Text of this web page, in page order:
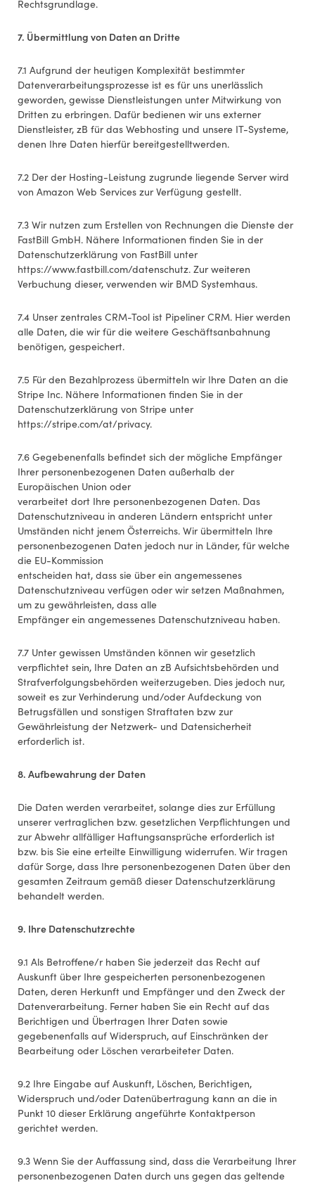
Rechtsgrundlage.
7. Übermittlung von Daten an Dritte
7.1 Aufgrund der heutigen Komplexität bestimmter
Datenverarbeitungsprozesse ist es für uns unerlässlich
geworden, gewisse Dienstleistungen unter Mitwirkung von
Dritten zu erbringen. Dafür bedienen wir uns externer
Dienstleister, zB für das Webhosting und unsere IT-Systeme,
denen Ihre Daten hierfür bereitgestelltwerden.
7.2 Der der Hosting-Leistung zugrunde liegende Server wird
von Amazon Web Services zur Verfügung gestellt.
7.3 Wir nutzen zum Erstellen von Rechnungen die Dienste der
FastBill GmbH. Nähere Informationen finden Sie in der
Datenschutzerklärung von FastBill unter
https://www.fastbill.com/datenschutz. Zur weiteren
Verbuchung dieser, verwenden wir BMD Systemhaus.
7.4 Unser zentrales CRM-Tool ist Pipeliner CRM. Hier werden
alle Daten, die wir für die weitere Geschäftsanbahnung
benötigen, gespeichert.
7.5 Für den Bezahlprozess übermitteln wir Ihre Daten an die
Stripe Inc. Nähere Informationen finden Sie in der
Datenschutzerklärung von Stripe unter
https://stripe.com/at/privacy.
7.6 Gegebenenfalls befindet sich der mögliche Empfänger
Ihrer personenbezogenen Daten außerhalb der
Europäischen Union oder
verarbeitet dort Ihre personenbezogenen Daten. Das
Datenschutzniveau in anderen Ländern entspricht unter
Umständen nicht jenem Österreichs. Wir übermitteln Ihre
personenbezogenen Daten jedoch nur in Länder, für welche
die EU-Kommission
entscheiden hat, dass sie über ein angemessenes
Datenschutzniveau verfügen oder wir setzen Maßnahmen,
um zu gewährleisten, dass alle
Empfänger ein angemessenes Datenschutzniveau haben.
7.7 Unter gewissen Umständen können wir gesetzlich
verpflichtet sein, Ihre Daten an zB Aufsichtsbehörden und
Strafverfolgungsbehörden weiterzugeben. Dies jedoch nur,
soweit es zur Verhinderung und/oder Aufdeckung von
Betrugsfällen und sonstigen Straftaten bzw zur
Gewährleistung der Netzwerk- und Datensicherheit
erforderlich ist.
8. Aufbewahrung der Daten
Die Daten werden verarbeitet, solange dies zur Erfüllung
unserer vertraglichen bzw. gesetzlichen Verpflichtungen und
zur Abwehr allfälliger Haftungsansprüche erforderlich ist
bzw. bis Sie eine erteilte Einwilligung widerrufen. Wir tragen
dafür Sorge, dass Ihre personenbezogenen Daten über den
gesamten Zeitraum gemäß dieser Datenschutzerklärung
behandelt werden.
9. Ihre Datenschutzrechte
9.1 Als Betroffene/r haben Sie jederzeit das Recht auf
Auskunft über Ihre gespeicherten personenbezogenen
Daten, deren Herkunft und Empfänger und den Zweck der
Datenverarbeitung. Ferner haben Sie ein Recht auf das
Berichtigen und Übertragen Ihrer Daten sowie
gegebenenfalls auf Widerspruch, auf Einschränken der
Bearbeitung oder Löschen verarbeiteter Daten.
9.2 Ihre Eingabe auf Auskunft, Löschen, Berichtigen,
Widerspruch und/oder Datenübertragung kann an die in
Punkt 10 dieser Erklärung angeführte Kontaktperson
gerichtet werden.
9.3 Wenn Sie der Auffassung sind, dass die Verarbeitung Ihrer
personenbezogenen Daten durch uns gegen das geltende